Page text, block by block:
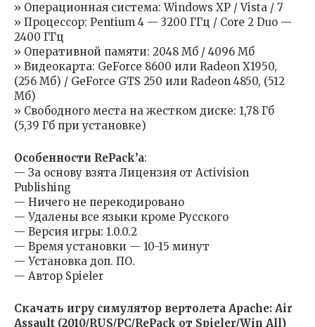
» Операционная система: Windows XP / Vista / 7
» Процессор: Pentium 4 — 3200 ГГц / Core 2 Duo —
2400 ГГц
» Оперативной памяти: 2048 Мб / 4096 Мб
» Видеокарта: GeForce 8600 или Radeon X1950,
(256 Мб) / GeForce GTS 250 или Radeon 4850, (512
Мб)
» Свободного места на жестком диске: 1,78 Гб
(5,39 Гб при установке)
Особенности RePack’a:
— За основу взята Лицензия от Activision
Publishing
— Ничего не перекодировано
— Удалены все языки кроме Русского
— Версия игры: 1.0.0.2
— Время установки — 10-15 минут
— Установка доп. ПО.
— Автор Spieler
Скачать игру симулятор вертолета Apache: Air
Assault (2010/RUS/PC/RePack от Spieler/Win All)